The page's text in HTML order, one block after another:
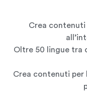
Crea
Oltre 50 lingue tra
Crea contenuti per